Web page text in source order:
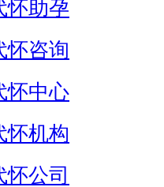
怀助孕
怀咨询
怀中心
怀机构
公司